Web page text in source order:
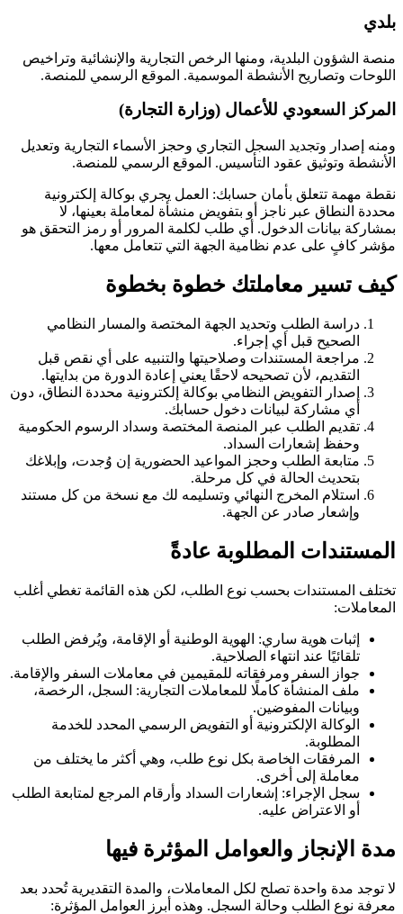
بلدي
منصة الشؤون البلدية، ومنها الرخص التجارية والإنشائية وتراخيص
اللوحات وتصاريح الأنشطة الموسمية. الموقع الرسمي للمنصة.
المركز السعودي للأعمال (وزارة التجارة)
ومنه إصدار وتجديد السجل التجاري وحجز الأسماء التجارية وتعديل
الأنشطة وتوثيق عقود التأسيس. الموقع الرسمي للمنصة.
نقطة مهمة تتعلق بأمان حسابك: العمل يجري بوكالة إلكترونية
محددة النطاق عبر ناجز أو بتفويض منشأة لمعاملة بعينها، لا
بمشاركة بيانات الدخول. أي طلب لكلمة المرور أو رمز التحقق هو
مؤشر كافٍ على عدم نظامية الجهة التي تتعامل معها.
كيف تسير معاملتك خطوة بخطوة
دراسة الطلب وتحديد الجهة المختصة والمسار النظامي
الصحيح قبل أي إجراء.
مراجعة المستندات وصلاحيتها والتنبيه على أي نقص قبل
التقديم، لأن تصحيحه لاحقًا يعني إعادة الدورة من بدايتها.
إصدار التفويض النظامي بوكالة إلكترونية محددة النطاق، دون
أي مشاركة لبيانات دخول حسابك.
تقديم الطلب عبر المنصة المختصة وسداد الرسوم الحكومية
وحفظ إشعارات السداد.
متابعة الطلب وحجز المواعيد الحضورية إن وُجدت، وإبلاغك
بتحديث الحالة في كل مرحلة.
استلام المخرج النهائي وتسليمه لك مع نسخة من كل مستند
وإشعار صادر عن الجهة.
المستندات المطلوبة عادةً
تختلف المستندات بحسب نوع الطلب، لكن هذه القائمة تغطي أغلب
المعاملات:
إثبات هوية ساري: الهوية الوطنية أو الإقامة، ويُرفض الطلب
تلقائيًا عند انتهاء الصلاحية.
جواز السفر ومرفقاته للمقيمين في معاملات السفر والإقامة.
ملف المنشأة كاملًا للمعاملات التجارية: السجل، الرخصة،
وبيانات المفوضين.
الوكالة الإلكترونية أو التفويض الرسمي المحدد للخدمة
المطلوبة.
المرفقات الخاصة بكل نوع طلب، وهي أكثر ما يختلف من
معاملة إلى أخرى.
سجل الإجراء: إشعارات السداد وأرقام المرجع لمتابعة الطلب
أو الاعتراض عليه.
مدة الإنجاز والعوامل المؤثرة فيها
لا توجد مدة واحدة تصلح لكل المعاملات، والمدة التقديرية تُحدد بعد
معرفة نوع الطلب وحالة السجل. وهذه أبرز العوامل المؤثرة: